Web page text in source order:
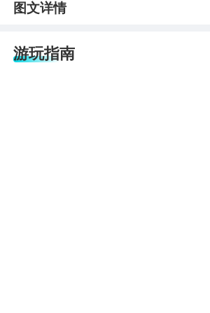
图文详情
游玩指南